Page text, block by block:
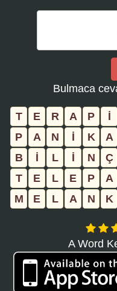
Bulmaca
T E R A P
İ
P
A N İ K A
B
İ L İ N
Ç
T
E L E P A
M
E L A N K
A Word